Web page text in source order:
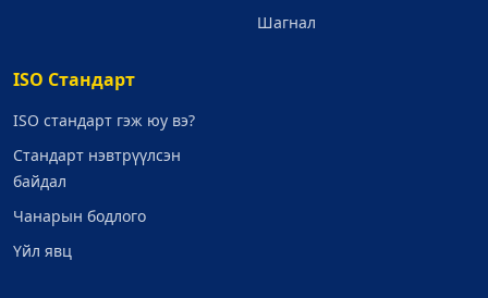
Шагнал
ISO Стандарт
ISO стандарт гэж юу вэ?
Стандарт нэвтрүүлсэн
байдал
Чанарын бодлого
Үйл явц